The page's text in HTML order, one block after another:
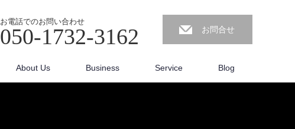
お電話でのお問い合わせ
050-1732-3162 お問合せ
About Us Business Service Blog